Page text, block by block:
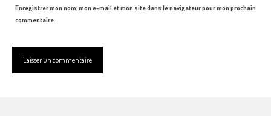
Enregistrer mon nom, mon e-mail et mon site dans le navigateur pour mon prochain
commentaire.